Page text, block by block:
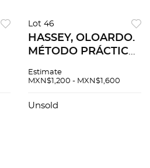
Lot 46
HASSEY, OLOARDO.
MÉTODO PRÁCTICO
IDIOMA ALEMÁN.
DE LARA, 1872. 4ta
Estimate
MXN$1,200 - MXN$1,600
Unsold